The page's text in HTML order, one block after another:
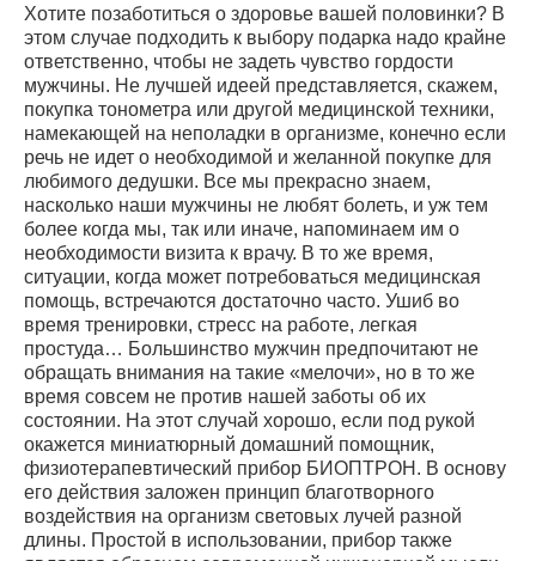
Хотите позаботиться о здоровье вашей половинки? В
этом случае подходить к выбору подарка надо крайне
ответственно, чтобы не задеть чувство гордости
мужчины. Не лучшей идеей представляется, скажем,
покупка тонометра или другой медицинской техники,
намекающей на неполадки в организме, конечно если
речь не идет о необходимой и желанной покупке для
любимого дедушки. Все мы прекрасно знаем,
насколько наши мужчины не любят болеть, и уж тем
более когда мы, так или иначе, напоминаем им о
необходимости визита к врачу. В то же время,
ситуации, когда может потребоваться медицинская
помощь, встречаются достаточно часто. Ушиб во
время тренировки, стресс на работе, легкая
простуда… Большинство мужчин предпочитают не
обращать внимания на такие «мелочи», но в то же
время совсем не против нашей заботы об их
состоянии. На этот случай хорошо, если под рукой
окажется миниатюрный домашний помощник,
физиотерапевтический прибор БИОПТРОН. В основу
его действия заложен принцип благотворного
воздействия на организм световых лучей разной
длины. Простой в использовании, прибор также